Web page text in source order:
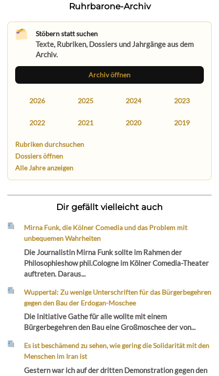
Ruhrbarone-Archiv
Stöbern statt suchen
Texte, Rubriken, Dossiers und Jahrgänge aus dem
Archiv.
Archiv öffnen
2026 2025 2024 2023
2022 2021 2020 2019
Rubriken durchsuchen
Dossiers öffnen
Alle Jahre anzeigen
Dir gefällt vielleicht auch
Mirna Funk, die Kölner Comedia und das Problem mit
unbequemen Wahrheiten
Die Journalistin Mirna Funk sollte im Rahmen der
Philosophieshow phil.Cologne im Kölner Comedia-Theater
auftreten. Daraus...
Wuppertal: Zu wenige Unterschriften für das Bürgerbegehren
gegen den Bau der Erdogan-Moschee
Die Initiative Gathe für alle wollte mit einem
Bürgerbegehren den Bau eine Großmoschee der von...
Es ist beschämend zu sehen, wie gering die Solidarität mit den
Menschen im Iran ist
Gestern war ich auf der dritten Demonstration gegen den